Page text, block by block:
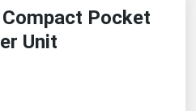
Pocket
Unit